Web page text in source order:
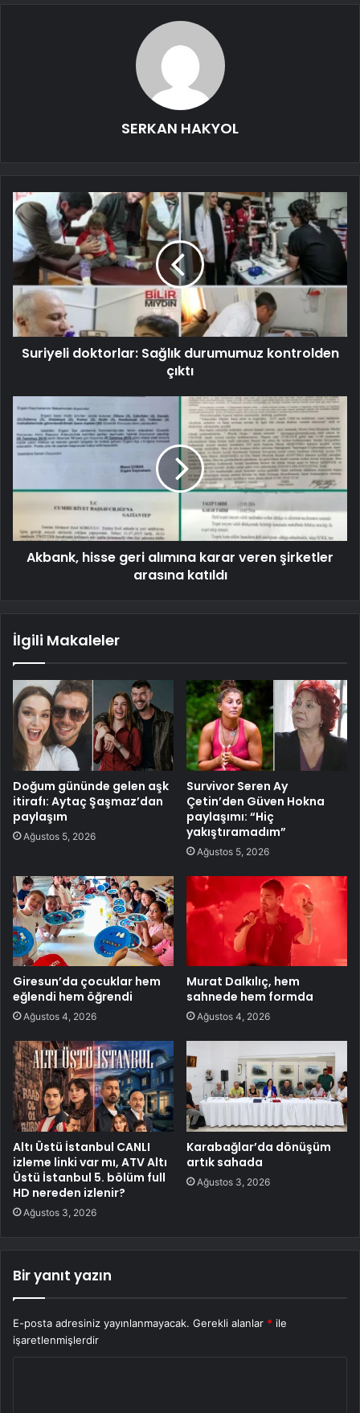
SERKAN HAKYOL
Suriyeli doktorlar: Sağlık durumumuz kontrolden
çıktı
Akbank, hisse geri alımına karar veren şirketler
arasına katıldı
İlgili Makaleler
Doğum gününde gelen aşk
itirafı: Aytaç Şaşmaz’dan
paylaşım
Ağustos 5, 2026
Survivor Seren Ay
Çetin’den Güven Hokna
paylaşımı: “Hiç
yakıştıramadım”
Ağustos 5, 2026
Giresun’da çocuklar hem
eğlendi hem öğrendi
Ağustos 4, 2026
Murat Dalkılıç, hem
sahnede hem formda
Ağustos 4, 2026
Altı Üstü İstanbul CANLI
izleme linki var mı, ATV Altı
Üstü İstanbul 5. bölüm full
HD nereden izlenir?
Ağustos 3, 2026
Karabağlar’da dönüşüm
artık sahada
Ağustos 3, 2026
Bir yanıt yazın
E-posta adresiniz yayınlanmayacak. Gerekli alanlar * ile
işaretlenmişlerdir